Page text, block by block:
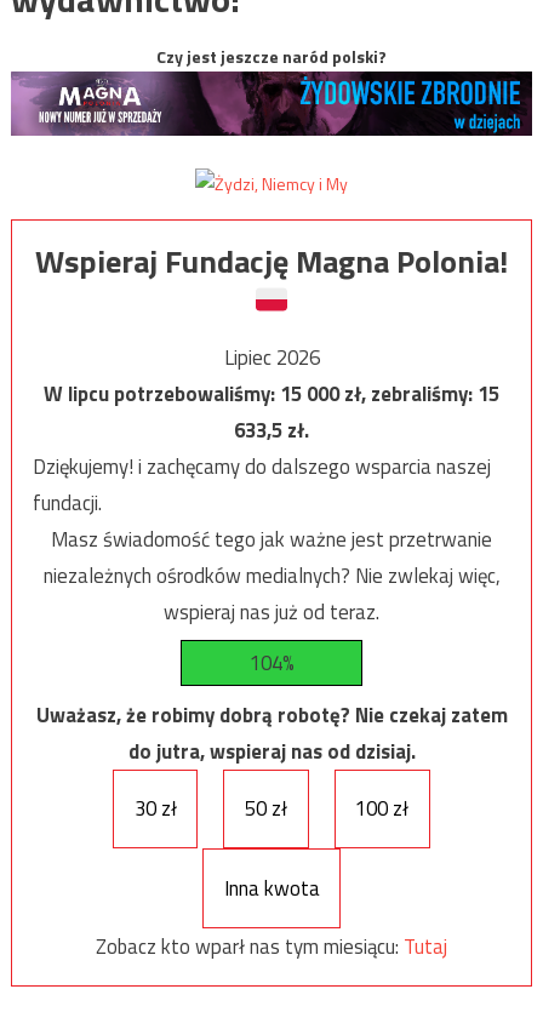
Czy jest jeszcze naród polski?
Wspieraj Fundację Magna Polonia!
Lipiec 2026
W lipcu potrzebowaliśmy:15 000zł, zebraliśmy:15
633,5zł.
Dziękujemy! i zachęcamy do dalszego wsparcia naszej
fundacji.
Masz świadomość tego jak ważne jest przetrwanie
niezależnych ośrodków medialnych? Nie zwlekaj więc,
wspieraj nas już od teraz.
104%
Uważasz, że robimy dobrą robotę? Nie czekaj zatem
do jutra, wspieraj nas od dzisiaj.
30 zł
50 zł 100 zł
Inna kwota
Zobacz kto wparł nas tym miesiącu: Tutaj